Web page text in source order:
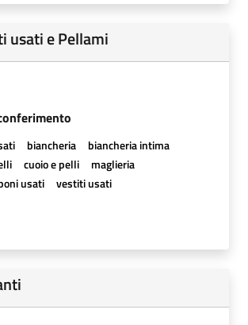
usati e Pellami
biancheria
biancheria intima
cuoio e pelli
maglieria
usati
vestiti usati